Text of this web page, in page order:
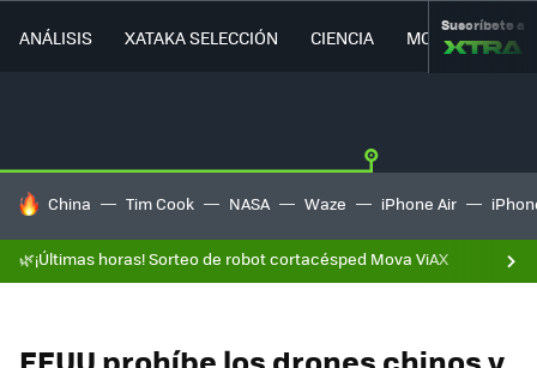
ANÁLISIS XATAKA SELECCIÓN CIENCIA MOVILIDAD
Suscríbete a
HOY SE HABLA DE
China Tim Cook NASA Waze iPhone Air
🌿¡Últimas horas! Sorteo de robot cortacésped Mova ViAX